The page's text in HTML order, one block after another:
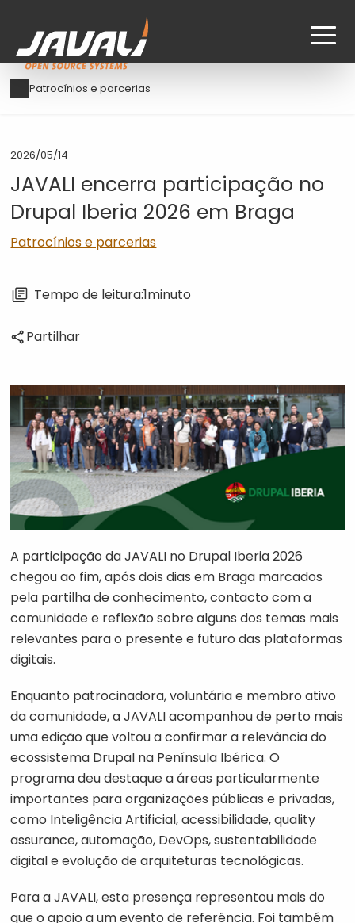
Passar
para
principal
Navegação
estrutural
Patrocínios e parcerias
2026/05/14
JAVALI encerra participação no
Drupal Iberia 2026 em Braga
Patrocínios e parcerias
Tempo de leitura:1minuto
Partilhar
A participação da JAVALI no Drupal Iberia 2026
chegou ao fim, após dois dias em Braga marcados
pela partilha de conhecimento, contacto com a
comunidade e reflexão sobre alguns dos temas mais
relevantes para o presente e futuro das plataformas
digitais.
Enquanto patrocinadora, voluntária e membro ativo
da comunidade, a JAVALI acompanhou de perto mais
uma edição que voltou a confirmar a relevância do
ecossistema Drupal na Península Ibérica. O
programa deu destaque a áreas particularmente
importantes para organizações públicas e privadas,
como Inteligência Artificial, acessibilidade, quality
assurance, automação, DevOps, sustentabilidade
digital e evolução de arquiteturas tecnológicas.
Para a JAVALI, esta presença representou mais do
que o apoio a um evento de referência. Foi também